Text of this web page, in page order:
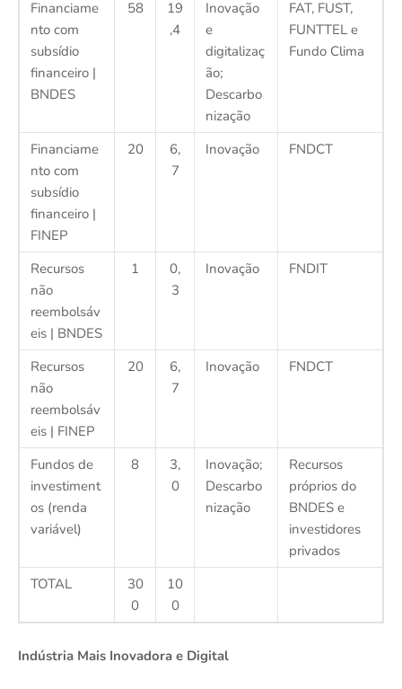
Financiame
nto com
subsídio
financeiro |
BNDES
58
19
,4
Inovação
e
digitalizaç
ão;
Descarbo
nização
FAT, FUST,
FUNTTEL e
Fundo Clima
Financiame
nto com
subsídio
financeiro |
FINEP
20
6,
7
Inovação FNDCT
Recursos
não
reembolsáv
eis | BNDES
1
0,
3
Inovação FNDIT
Recursos
não
reembolsáv
eis | FINEP
20
6,
7
Inovação FNDCT
Fundos de
investiment
os (renda
variável)
8
3,
0
Inovação;
Descarbo
nização
Recursos
próprios do
BNDES e
investidores
privados
TOTAL
30
0
10
0
Indústria Mais Inovadora e Digital